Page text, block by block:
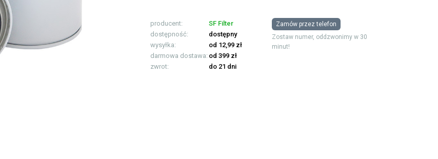
producent:
SF Filter
dostępność:
dostępny
wysyłka:
od 12,99 zł
darmowa dostawa: od 399 zł
zwrot:
do 21 dni
Zamów przez telefon
Zostaw numer, oddzwonimy w 30
minut!